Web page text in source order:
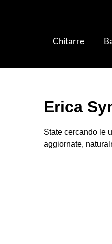
Chitarre
Erica
State cercando le
aggiornate,